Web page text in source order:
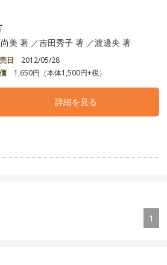
美 著 ／吉田秀子 著 ／渡邊央 著
日
2012/05/28
1,650円（本体1,500円+税）
詳細を見る
1